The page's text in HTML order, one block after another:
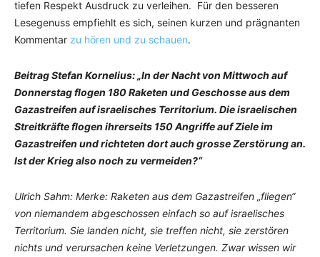
tiefen Respekt Ausdruck zu verleihen. Für den besseren
Lesegenuss empfiehlt es sich, seinen kurzen und prägnanten
Kommentar zu hören und zu schauen.
Beitrag Stefan Kornelius: „In der Nacht von Mittwoch auf
Donnerstag flogen 180 Raketen und Geschosse aus dem
Gazastreifen auf israelisches Territorium. Die israelischen
Streitkräfte flogen ihrerseits 150 Angriffe auf Ziele im
Gazastreifen und richteten dort auch grosse Zerstörung an.
Ist der Krieg also noch zu vermeiden?“
Ulrich Sahm: Merke: Raketen aus dem Gazastreifen „fliegen“
von niemandem abgeschossen einfach so auf israelisches
Territorium. Sie landen nicht, sie treffen nicht, sie zerstören
nichts und verursachen keine Verletzungen. Zwar wissen wir